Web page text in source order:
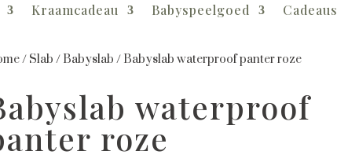
Kraamcadeau Babyspeelgoed Cadeaus
/ Slab / Babyslab / Babyslab waterproof panter roze
waterproof
roze